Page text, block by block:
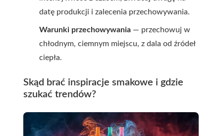
datę produkcji i zalecenia przechowywania.
Warunki przechowywania — przechowuj w
chłodnym, ciemnym miejscu, z dala od źródeł
ciepła.
Skąd brać inspiracje smakowe i gdzie
szukać trendów?